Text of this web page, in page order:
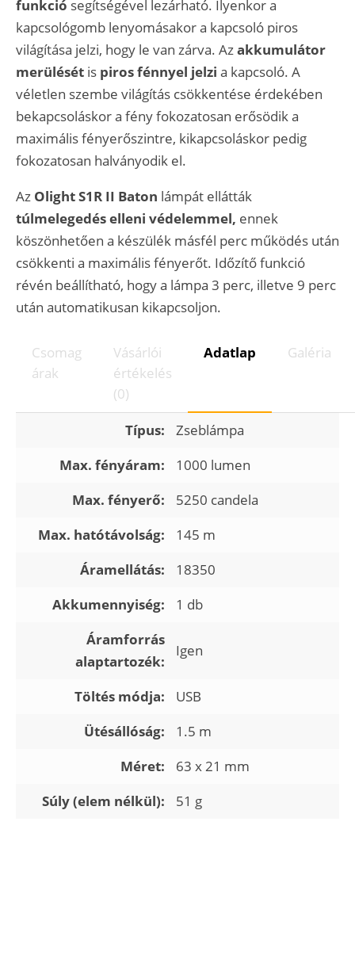
funkció segítségével lezárható. Ilyenkor a
kapcsológomb lenyomásakor a kapcsoló piros
világítása jelzi, hogy le van zárva. Azakkumulátor
merülését is piros fénnyel jelzi a kapcsoló. A
véletlen szembe világítás csökkentése érdekében
bekapcsoláskor a fény fokozatosan erősödik a
maximális fényerőszintre, kikapcsoláskor pedig
fokozatosan halványodik el.
Az Olight S1R II Baton lámpát ellátták
túlmelegedés elleni védelemmel, ennek
köszönhetően a készülék másfél perc működés után
csökkenti a maximális fényerőt. Időzítő funkció
révén beállítható, hogy a lámpa 3 perc, illetve 9 perc
után automatikusan kikapcsoljon.
Csomag
árak
Vásárlói
értékelés
(0)
Adatlap Galéria
Típus:
Zseblámpa
Max. fényáram:
1000 lumen
Max. fényerő:
5250 candela
Max. hatótávolság:
145 m
Áramellátás:
18350
Akkumennyiség:
1 db
Áramforrás
alaptartozék:
Igen
Töltés módja:
USB
Ütésállóság:
1.5 m
Méret:
63 x 21 mm
Súly (elem nélkül):
51 g